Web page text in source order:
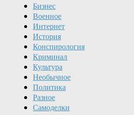
Бизнес
Военное
Интернет
История
Конспирология
Криминал
Культура
Необычное
Политика
Разное
Самоделки